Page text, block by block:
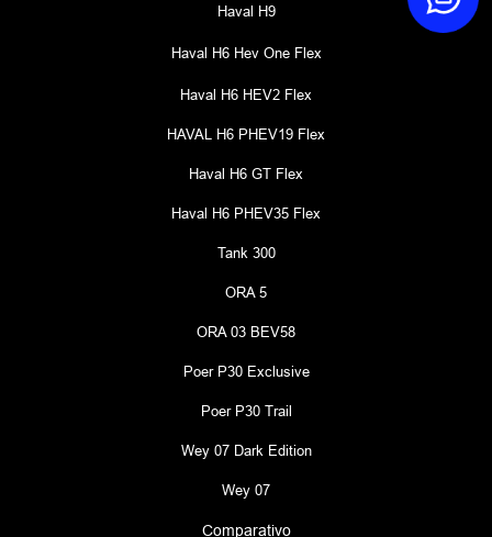
Haval H9
Haval H6 Hev One Flex
Haval H6 HEV2 Flex
HAVAL H6 PHEV19 Flex
Haval H6 GT Flex
Haval H6 PHEV35 Flex
Tank 300
ORA 5
ORA 03 BEV58
Poer P30 Exclusive
Poer P30 Trail
Wey 07 Dark Edition
Wey 07
Comparativo